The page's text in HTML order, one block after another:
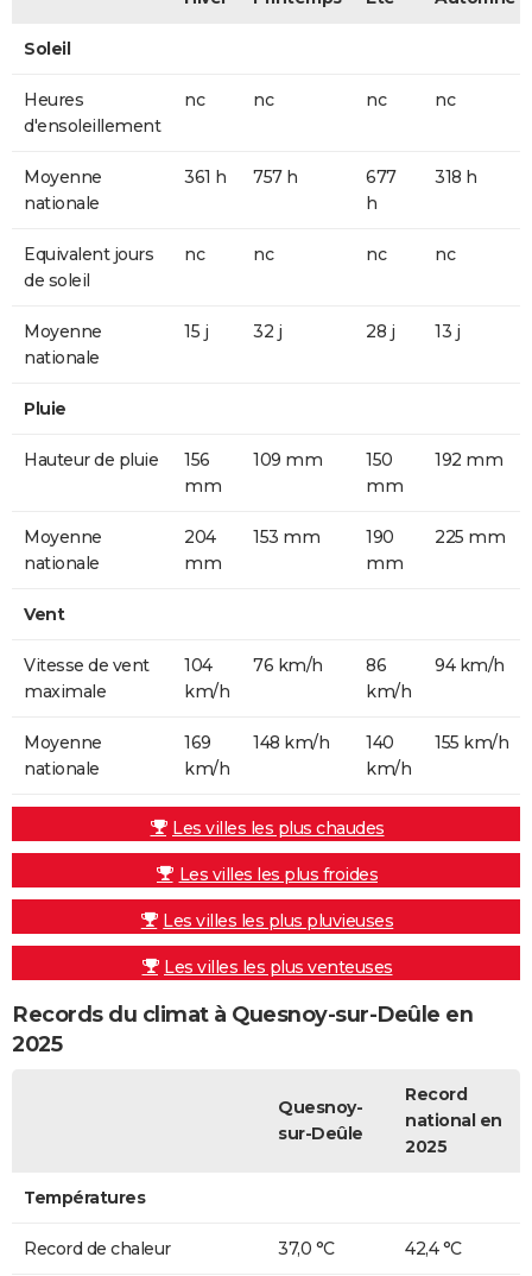
Soleil
Heures
d'ensoleillement
nc nc nc nc
Moyenne
nationale
361 h 757 h
677
h
318 h
Equivalent jours
de soleil
nc nc nc nc
Moyenne
nationale
15 j 32 j 28 j 13 j
Pluie
Hauteur de pluie
156
mm
109 mm
150
mm
192 mm
Moyenne
nationale
204
mm
153 mm
190
mm
225 mm
Vent
Vitesse de vent
maximale
104
km/h
76 km/h
86
km/h
94 km/h
Moyenne
nationale
169
km/h
148 km/h
140
km/h
155 km/h
Les villes les plus chaudes
Les villes les plus froides
Les villes les plus pluvieuses
Les villes les plus venteuses
Records du climat à Quesnoy-sur-Deûle en
2025
Quesnoy-
sur-Deûle
Record
national en
2025
Températures
Record de chaleur 37,0 °C 42,4 °C